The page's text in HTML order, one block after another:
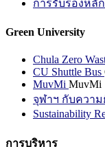
การรับรองหลั
Green University
Chula Zero
CU Shuttle Bus
MuvMi MuvMi
จุฬาฯ กับความ
Sustainability
การบริหาร